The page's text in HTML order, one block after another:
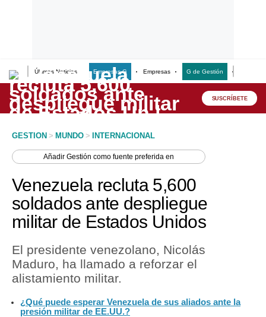
Últimas Noticias Empresas G Empresas G de Gestión
Lo último
Peru Quiosco
Economía
Mercados
Política
Finanzas Personales
SUSCRÍBETE
GESTION > MUNDO > INTERNACIONAL
AñadirGestión como fuente preferida en
Venezuela recluta 5,600
soldados ante despliegue
militar de Estados Unidos
El presidente venezolano, Nicolás
Maduro, ha llamado a reforzar el
alistamiento militar.
¿Qué puede esperar Venezuela de sus aliados ante la
presión militar de EE.UU.?